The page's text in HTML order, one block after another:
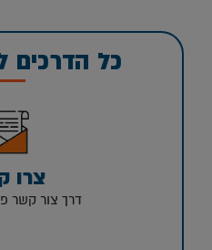
כל הדרכים
צרו
דרך צור קשר